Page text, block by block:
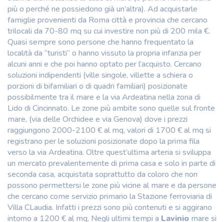
più o perché ne possiedono già un’altra). Ad acquistarle
famiglie provenienti da Roma città e provincia che cercano
trilocali da 70-80 mq su cui investire non più di 200 mila €.
Quasi sempre sono persone che hanno frequentato la
località da “turisti” o hanno vissuto la propria infanzia per
alcuni anni e che poi hanno optato per l’acquisto. Cercano
soluzioni indipendenti (ville singole, villette a schiera o
porzioni di bifamiliari o di quadri familiari) posizionate
possibilmente tra il mare e la via Ardeatina nella zona di
Lido di Cincinnato. Le zone più ambite sono quelle sul fronte
mare, (via delle Orchidee e via Genova) dove i prezzi
raggiungono 2000-2100 € al mq, valori di 1700 € al mq si
registrano per le soluzioni posizionate dopo la prima fila
verso la via Ardeatina. Oltre quest’ultima arteria si sviluppa
un mercato prevalentemente di prima casa e solo in parte di
seconda casa, acquistata soprattutto da coloro che non
possono permettersi le zone più vicine al mare e da persone
che cercano come servizio primario la Stazione ferroviaria di
Villa CLaudia. Infatti i prezzi sono più contenuti e si aggirano
intorno a 1200 € al mq. Negli ultimi tempi a Lavinio mare si